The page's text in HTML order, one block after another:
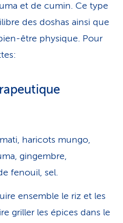
et de cumin. Ce type
des doshas ainsi que
être physique. Pour
haricots mungo,
gingembre,
fenouil, sel.
ensemble le riz et les
griller les épices dans le